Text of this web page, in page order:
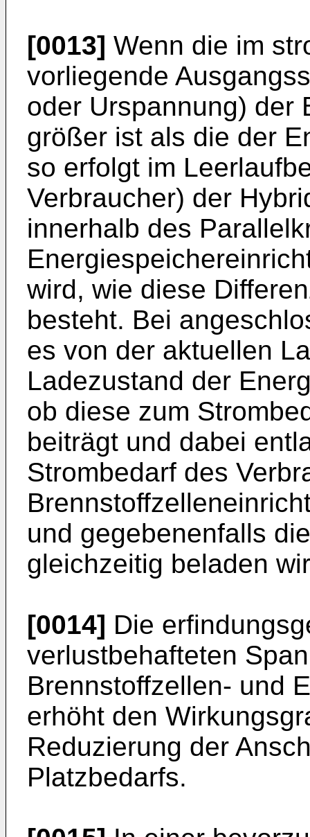
[0013] Wenn die im
vorliegende
oder Urspannung) der
größer ist als die der
so erfolgt im
Verbraucher) der
innerhalb des
wird, wie diese
besteht. Bei
es von der aktuellen
Ladezustand der
ob diese zum
beiträgt und dabei
Strombedarf des
und gegebenenfalls
gleichzeitig beladen
[0014] Die
verlustbehafteten
Brennstoffzellen- und
erhöht den
Reduzierung der
Platzbedarfs.